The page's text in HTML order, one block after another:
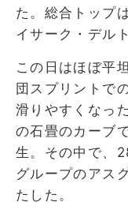
た。総合トップ
イサーク・デル
この日はほぼ平
団スプリントで
滑りやすくなっ
の石畳のカーブ
生。その中で、
グループのアス
たした。